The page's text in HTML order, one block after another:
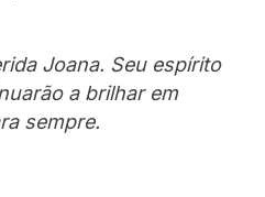
Joana. Seu espírito
a brilhar em
sempre.